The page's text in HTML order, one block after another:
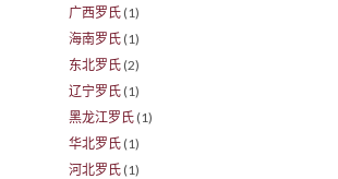
广西罗氏 (1)
海南罗氏 (1)
东北罗氏 (2)
辽宁罗氏 (1)
黑龙江罗氏 (1)
华北罗氏 (1)
河北罗氏 (1)